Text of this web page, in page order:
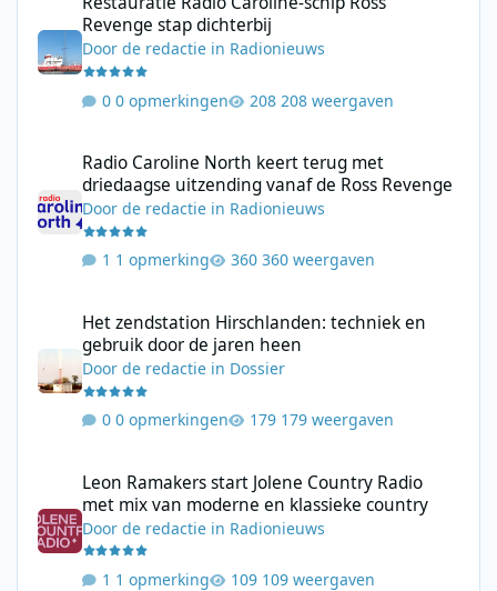
Revenge stap dichterbij
Doorde redactie in Radionieuws
0 opmerkingen 208 weergaven
Radio Caroline North keert terug met
driedaagse uitzending vanaf de Ross Revenge
Doorde redactie in Radionieuws
1 opmerking 360 weergaven
Het zendstation Hirschlanden: techniek en
gebruik door de jaren heen
Doorde redactie in Dossier
0 opmerkingen 179 weergaven
Leon Ramakers start Jolene Country Radio
met mix van moderne en klassieke country
Doorde redactie in Radionieuws
1 opmerking 109 weergaven